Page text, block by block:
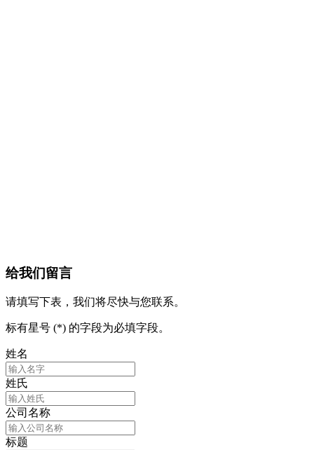
给我们留言
请填写下表，我们将尽快与您联系。
标有星号 (*) 的字段为必填字段。
姓名
姓氏
公司名称
标题